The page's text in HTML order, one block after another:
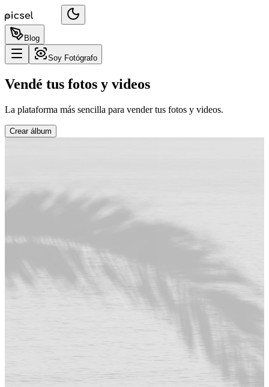
Blog
Soy Fotógrafo
Vendé tus fotos y videos
La plataforma más sencilla para vender tus fotos y videos.
Crear álbum